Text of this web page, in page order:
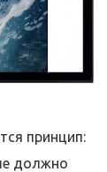
принцип:
должно